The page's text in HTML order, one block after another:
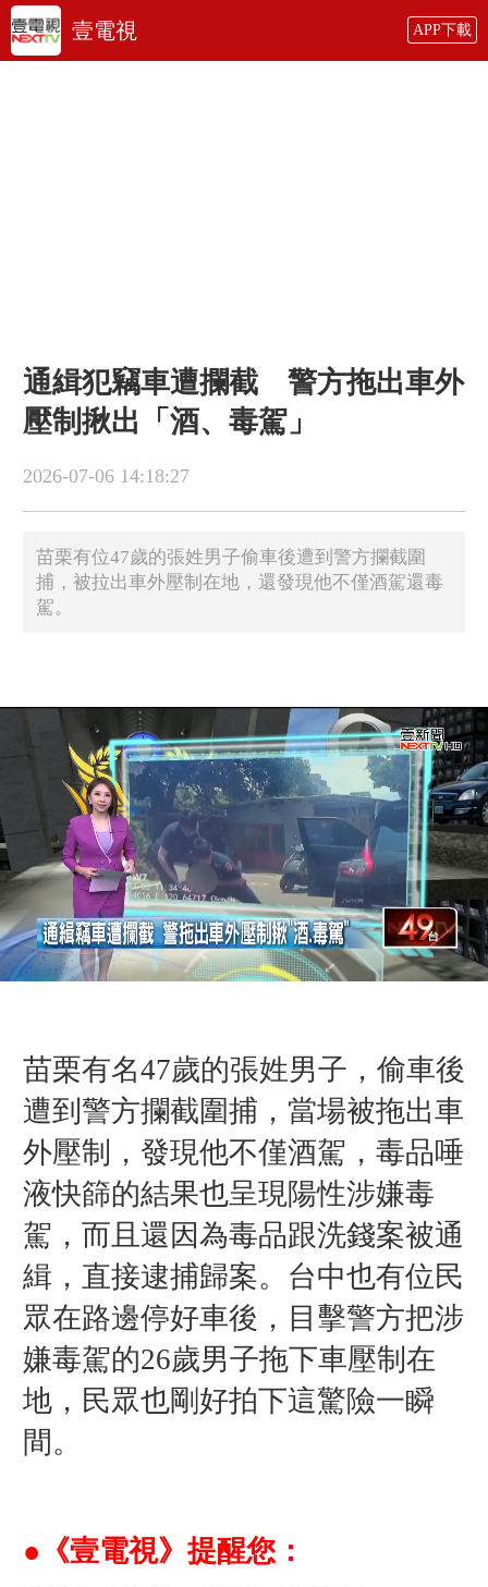
壹電視 APP下載
通緝犯竊車遭攔截 警方拖出車外
壓制揪出「酒、毒駕」
2026-07-06 14:18:27
苗栗有位47歲的張姓男子偷車後遭到警方攔截圍
捕，被拉出車外壓制在地，還發現他不僅酒駕還毒
駕。
苗栗有名47歲的張姓男子，偷車後
遭到警方攔截圍捕，當場被拖出車
外壓制，發現他不僅酒駕，毒品唾
液快篩的結果也呈現陽性涉嫌毒
駕，而且還因為毒品跟洗錢案被通
緝，直接逮捕歸案。台中也有位民
眾在路邊停好車後，目擊警方把涉
嫌毒駕的26歲男子拖下車壓制在
地，民眾也剛好拍下這驚險一瞬
間。
●《壹電視》提醒您：